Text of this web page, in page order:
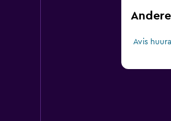
Avis